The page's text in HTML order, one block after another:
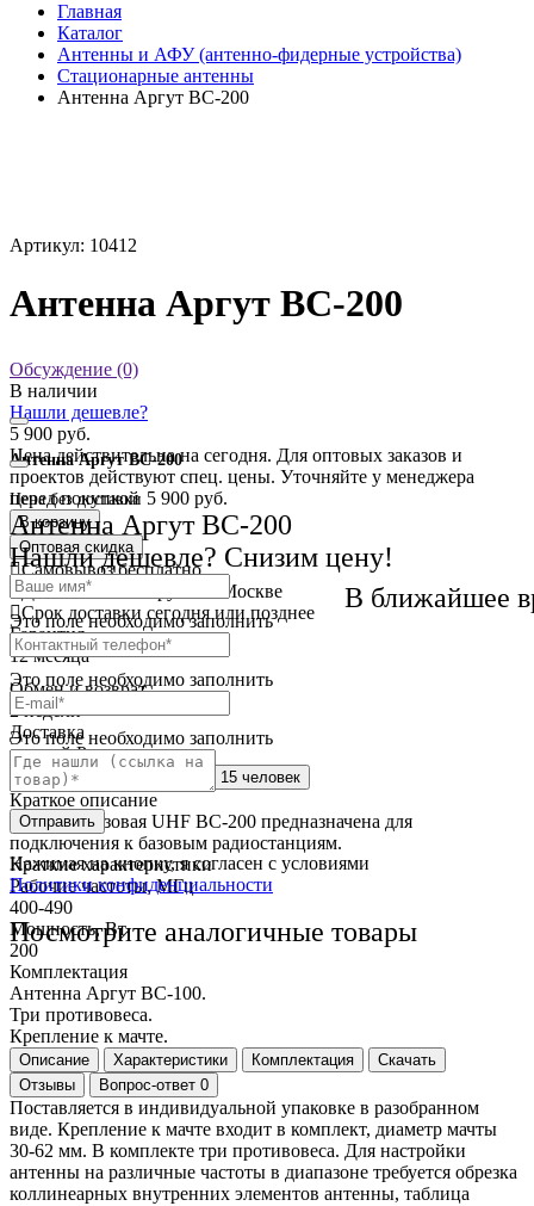
Главная
Каталог
Антенны и АФУ (антенно-фидерные устройства)
Стационарные антенны
Антенна Аргут BC-200
Артикул: 10412
Антенна Аргут BC-200
Обсуждение (0)
Антенна Аргут BC-200
Цена без доставки 5 900 руб.
Антенна Аргут BC-200
Нашли дешевле? Снизим цену!
Это поле необходимо заполнить
Это поле необходимо заполнить
Это поле необходимо заполнить
Отправить
Нажимая на кнопку, я согласен с условиями
Политики конфиденциальности
Посмотрите аналогичные товары
В наличии
Нашли дешевле?
В ближайшее
5 900 руб.
Цена действительна на сегодня. Для оптовых заказов и
проектов действуют спец. цены. Уточняйте у менеджера
перед покупкой
В корзину
Оптовая скидка
Самовывоз бесплатно
Доставка
от 250 руб. по Москве
Cрок доставки сегодня или позднее
Гарантия
12 месяца
Обмен и возврат
2 недели
Доставка
по всей России
Сейчас этот товар смотрят 15 человек
Краткое описание
Антенна базовая UHF ВС-200 предназначена для
подключения к базовым радиостанциям.
Краткие характеристики
Рабочие частоты, МГц
400-490
Мощность, Вт
200
Комплектация
Антенна Аргут BC-100.
Три противовеса.
Крепление к мачте.
Описание Характеристики Комплектация
Скачать
Отзывы
Вопрос-ответ 0
Поставляется в индивидуальной упаковке в разобранном
виде. Крепление к мачте входит в комплект, диаметр мачты
30-62 мм. В комплекте три противовеса. Для настройки
антенны на различные частоты в диапазоне требуется обрезка
коллинеарных внутренних элементов антенны, таблица